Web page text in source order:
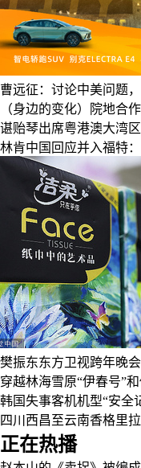
曹远征：讨论中美问题
（身边的变化）院地合
谌贻琴出席粤港澳大湾
林肯中国回应并入福特
樊振东东方卫视跨年晚会
穿越林海雪原“伊春号”
韩国失事客机机型“安全
四川西昌至云南香格里
正在热播